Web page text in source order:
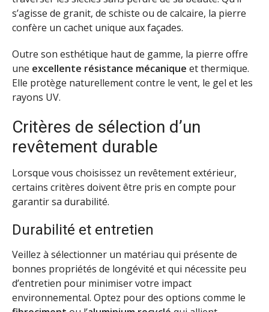
s’agisse de granit, de schiste ou de calcaire, la pierre
confère un cachet unique aux façades.
Outre son esthétique haut de gamme, la pierre offre
une excellente résistance mécanique et thermique.
Elle protège naturellement contre le vent, le gel et les
rayons UV.
Critères de sélection d’un
revêtement durable
Lorsque vous choisissez un revêtement extérieur,
certains critères doivent être pris en compte pour
garantir sa durabilité.
Durabilité et entretien
Veillez à sélectionner un matériau qui présente de
bonnes propriétés de longévité et qui nécessite peu
d’entretien pour minimiser votre impact
environnemental. Optez pour des options comme le